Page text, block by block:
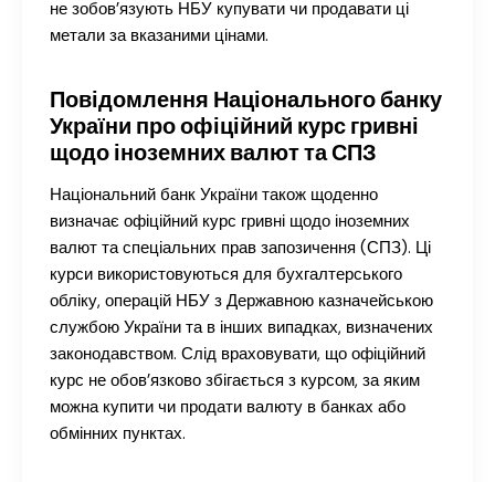
не зобов’язують НБУ купувати чи продавати ці
метали за вказаними цінами.
Повідомлення Національного банку
України про офіційний курс гривні
щодо іноземних валют та СПЗ
Національний банк України також щоденно
визначає офіційний курс гривні щодо іноземних
валют та спеціальних прав запозичення (СПЗ). Ці
курси використовуються для бухгалтерського
обліку, операцій НБУ з Державною казначейською
службою України та в інших випадках, визначених
законодавством. Слід враховувати, що офіційний
курс не обов’язково збігається з курсом, за яким
можна купити чи продати валюту в банках або
обмінних пунктах.